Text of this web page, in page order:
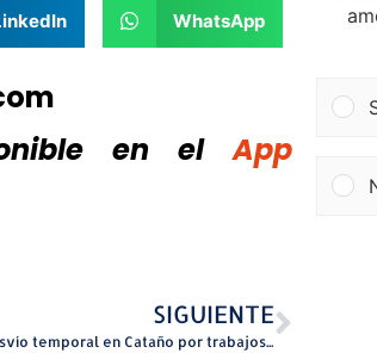
WhatsApp
en el
App
SIGUIENTE
Ruta 4 de la AMA tendrá desvío temporal en Cataño por trabajos de construcción